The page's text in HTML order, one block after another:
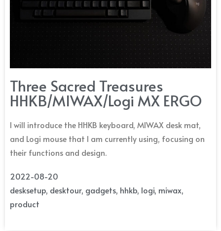
Three Sacred Treasures
HHKB/MIWAX/Logi MX ERGO
I will introduce the HHKB keyboard, MIWAX desk mat,
and Logi mouse that I am currently using, focusing on
their functions and design.
2022-08-20
desksetup, desktour, gadgets, hhkb, logi, miwax,
product